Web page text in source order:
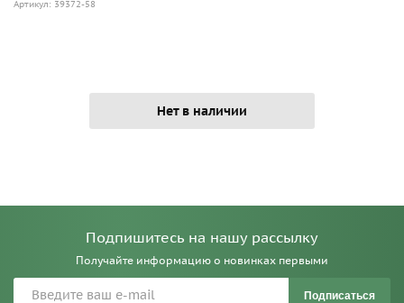
Артикул: 39372-58
Нет в наличии
Подпишитесь на нашу рассылку
Получайте информацию о новинках первыми
Подписаться